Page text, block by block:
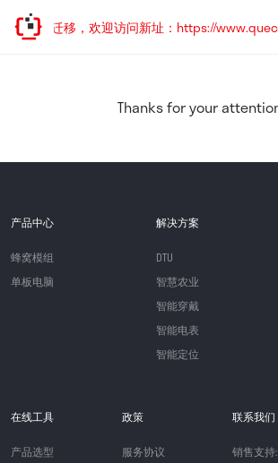
地址已迁移，欢迎访问新址：https://
Thanks for your
产品中心
蜂窝模组
单板电脑
解决方案
DTU
智慧农业
智能穿戴
智能电表
智能定位
在线工具
产品选型
政策
服务协议
联系我们
销售支